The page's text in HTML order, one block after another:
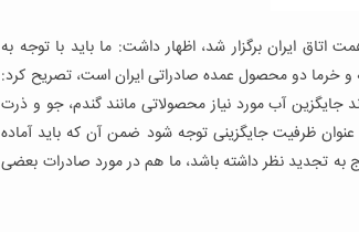
ایران برگزار شد، اظهار داشت: ما باید با توجه به
خرما دو محصول عمده صادراتی ایران است، تصریح کرد:
آب مورد نیاز محصولاتی مانند گندم، جو و ذرت
ظرفیت جایگزینی توجه شود ضمن آن که باید آماده
تجدید نظر داشته باشد، ما هم در مورد صادرات بعضی